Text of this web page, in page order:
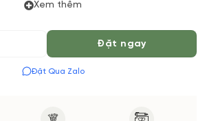
Xem thêm
Đặt ngay
Đặt Qua Zalo